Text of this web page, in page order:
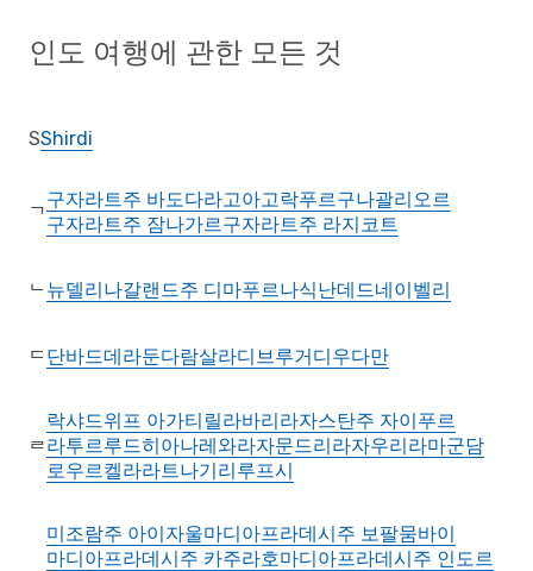
인도 여행에 관한 모든 것
SShirdi
ᄀ
구자라트주 바도다라고아고락푸르구나괄리오르
구자라트주 잠나가르구자라트주 라지코트
ᄂ뉴델리나갈랜드주 디마푸르나식난데드네이벨리
ᄃ단바드데라둔다람살라디브루거디우다만
ᄅ
락샤드위프 아가티 릴라바리라자스탄주 자이푸르
라투르루드히아나레와라자문드리라자우리라마군담
로우르켈라라트나기리루프시
미조람주 아이자울마디아프라데시주 보팔뭄바이
마디아프라데시주 카주라호마디아프라데시주 인도르